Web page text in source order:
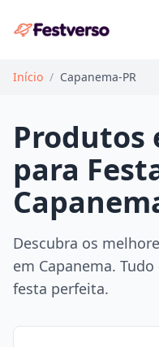
Balões delivery
Decoração
Pegue e Monte
Festa na mesa
Mesas e cadeiras
Buffet
DJ
Início / Capanema-PR
Produtos
para
Descubra os
em Capanema.
festa perfeita.